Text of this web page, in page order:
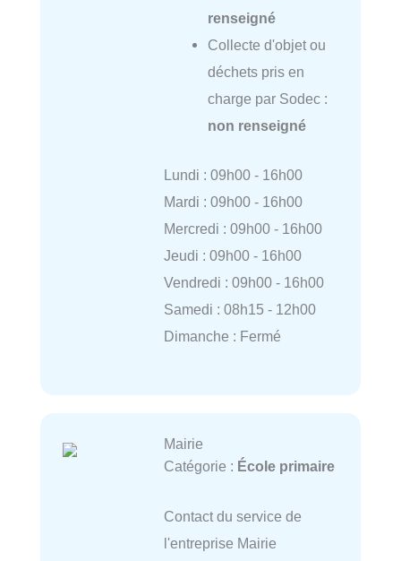
renseigné
Collecte d'objet ou
déchets pris en
charge par Sodec :
non renseigné
Lundi : 09h00 - 16h00
Mardi : 09h00 - 16h00
Mercredi : 09h00 - 16h00
Jeudi : 09h00 - 16h00
Vendredi : 09h00 - 16h00
Samedi : 08h15 - 12h00
Dimanche : Fermé
Mairie
Catégorie : École primaire
Contact du service de
l'entreprise Mairie